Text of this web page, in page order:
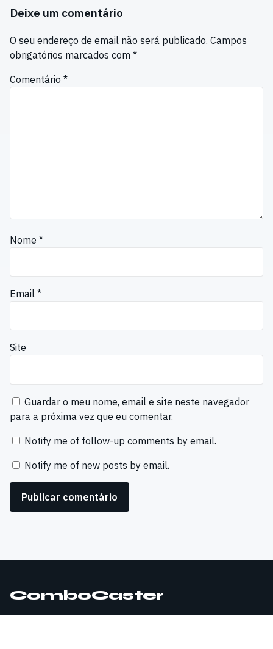
Deixe um comentário
O seu endereço de email não será publicado. Campos
obrigatórios marcados com *
Comentário *
Nome *
Email *
Site
Guardar o meu nome, email e site neste navegador
para a próxima vez que eu comentar.
Notify me of follow-up comments by email.
Notify me of new posts by email.
ComboCaster